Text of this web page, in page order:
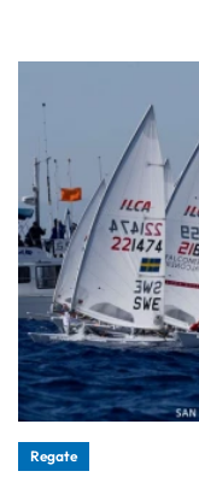
Regate